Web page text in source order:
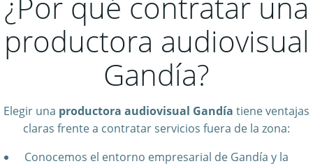
productora audiovisual
Gandía?
Elegir una productora audiovisual Gandía tiene ventajas
claras frente a contratar servicios fuera de la zona:
Conocemos el entorno empresarial de Gandía y la